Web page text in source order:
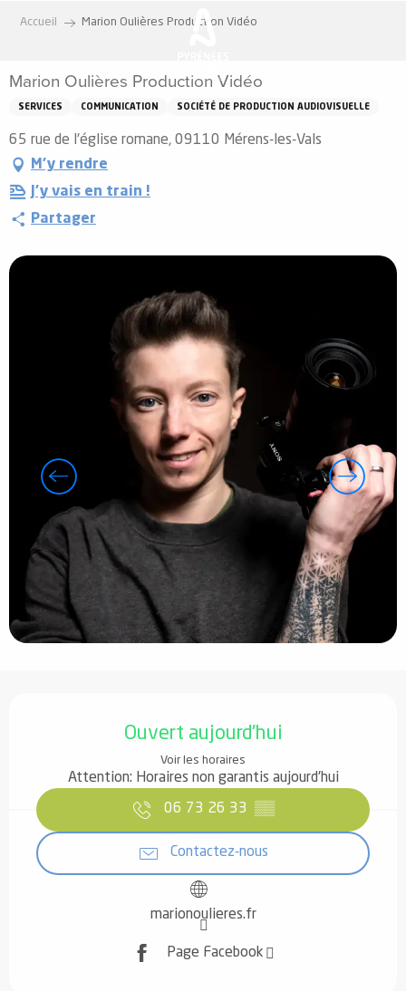
principal
Accueil Marion Oulières Production Vidéo
Marion Oulières Production Vidéo
SERVICES COMMUNICATION SOCIÉTÉ DE PRODUCTION AUDIOVISUELLE
65 rue de l'église romane, 09110 Mérens-les-Vals
M'y rendre
J'y vais en train !
Partager
Ouvert aujourd'hui
Voir les horaires
Attention: Horaires non garantis aujourd'hui
06 73 26 33 ▒▒
Contactez-nous
marionoulieres.fr
Page Facebook